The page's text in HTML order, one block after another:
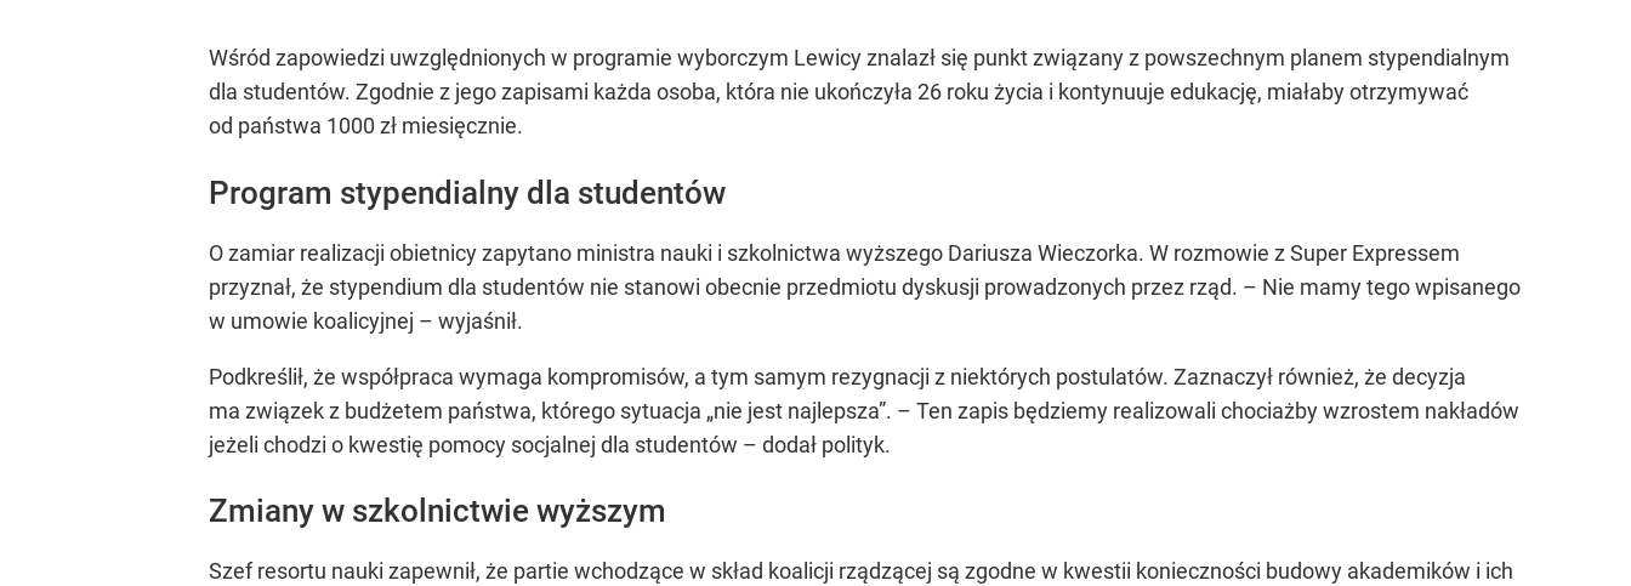
Wśród zapowiedzi uwzględnionych w programie wyborczym Lewicy znalazł się punkt związany z powszechnym planem stypendialnym
dla studentów. Zgodnie z jego zapisami każda osoba, która nie ukończyła 26 roku życia i kontynuuje edukację, miałaby otrzymywać
od państwa 1000 zł miesięcznie.
Program stypendialny dla studentów
O zamiar realizacji obietnicy zapytano ministra nauki i szkolnictwa wyższego Dariusza Wieczorka. W rozmowie z Super Expressem
przyznał, że stypendium dla studentów nie stanowi obecnie przedmiotu dyskusji prowadzonych przez rząd. – Nie mamy tego wpisanego
w umowie koalicyjnej – wyjaśnił.
Podkreślił, że współpraca wymaga kompromisów, a tym samym rezygnacji z niektórych postulatów. Zaznaczył również, że decyzja
ma związek z budżetem państwa, którego sytuacja „nie jest najlepsza”. – Ten zapis będziemy realizowali chociażby wzrostem nakładów
jeżeli chodzi o kwestię pomocy socjalnej dla studentów – dodał polityk.
Zmiany w szkolnictwie wyższym
Szef resortu nauki zapewnił, że partie wchodzące w skład koalicji rządzącej są zgodne w kwestii konieczności budowy akademików i ich